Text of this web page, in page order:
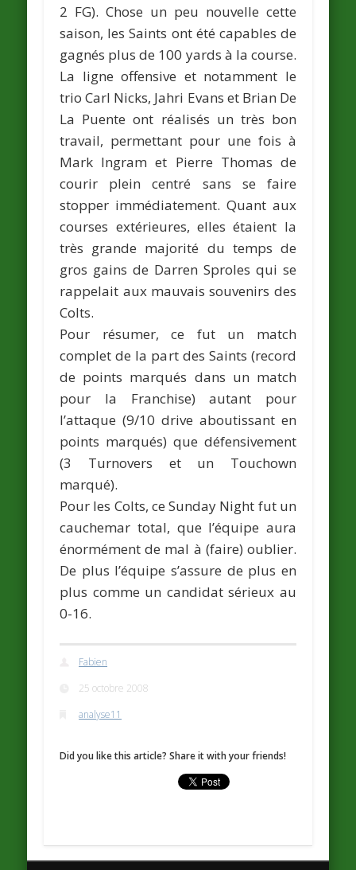
2 FG). Chose un peu nouvelle cette
saison, les Saints ont été capables de
gagnés plus de 100 yards à la course.
La ligne offensive et notamment le
trioCarl Nicks, Jahri Evans et Brian De
La Puente ont réalisés un très bon
travail, permettant pour une fois à
Mark Ingram et Pierre Thomas de
courir plein centré sans se faire
stopper immédiatement. Quant aux
courses extérieures, elles étaient la
très grande majorité du temps de
gros gains de Darren Sproles qui se
rappelait aux mauvais souvenirs des
Colts.
Pour résumer, ce fut un match
complet de la part des Saints (record
de points marqués dans un match
pour la Franchise) autant pour
l’attaque (9/10 drive aboutissant en
points marqués) que défensivement
(3 Turnovers et un Touchown
marqué).
Pour les Colts, ce Sunday Night fut un
cauchemar total, que l’équipe aura
énormément de mal à (faire) oublier.
De plus l’équipe s’assure de plus en
plus comme un candidat sérieux au
0-16.
Fabien
25 octobre 2008
analyse11
Did you like this article? Share it with your friends!